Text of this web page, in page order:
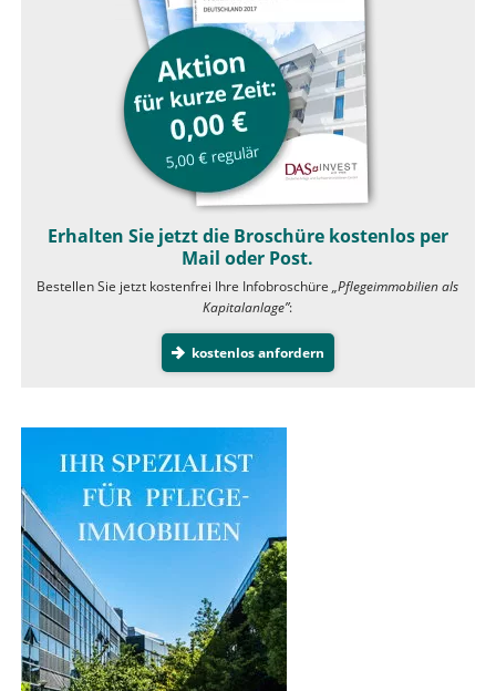
Erhalten Sie jetzt die Broschüre kostenlos per
Mail oder Post.
Bestellen Sie jetzt kostenfrei Ihre Infobroschüre„Pflegeimmobilien als
Kapitalanlage”:
kostenlos anfordern